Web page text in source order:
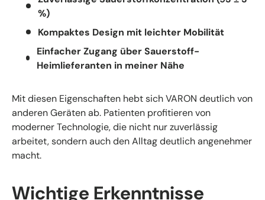
%)
Kompaktes Design mit leichter Mobilität
Einfacher Zugang über Sauerstoff-
Heimlieferanten in meiner Nähe
Mit diesen Eigenschaften hebt sich VARON deutlich von
anderen Geräten ab. Patienten profitieren von
moderner Technologie, die nicht nur zuverlässig
arbeitet, sondern auch den Alltag deutlich angenehmer
macht.
Wichtige Erkenntnisse